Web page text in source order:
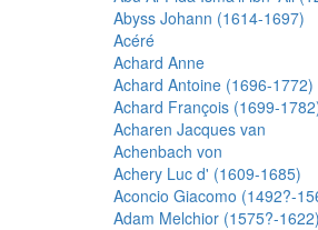
Abyss Johann (1614-1697)
Acéré
Achard Anne
Achard Antoine (1696-1772)
Achard François (1699-
Acharen Jacques van
Achenbach von
Achery Luc d' (1609-1685)
Aconcio Giacomo (1492?-
Adam Melchior (1575?-1622)